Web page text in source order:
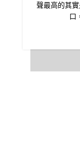
聲最高的其
口